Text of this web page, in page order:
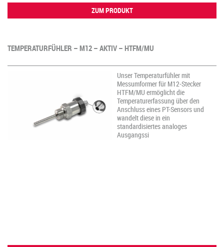
ZUM PRODUKT
TEMPERATURFÜHLER – M12 – AKTIV – HTFM/MU
Unser Temperaturfühler mit
Messumformer für M12-Stecker
HTFM/MU ermöglicht die
Temperaturerfassung über den
Anschluss eines PT-Sensors und
wandelt diese in ein
standardisiertes analoges
Ausgangssi